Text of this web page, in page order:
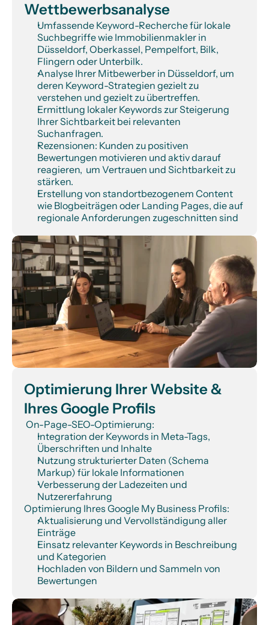
Wettbewerbsanalyse
Umfassende Keyword-Recherche für lokale
Suchbegriffe wie Immobilienmakler in
Düsseldorf, Oberkassel, Pempelfort, Bilk,
Flingern oder Unterbilk.
Analyse Ihrer Mitbewerber in Düsseldorf, um
deren Keyword-Strategien gezielt zu
verstehen und gezielt zu übertreffen.
Ermittlung lokaler Keywords zur Steigerung
Ihrer Sichtbarkeit bei relevanten
Suchanfragen.
Rezensionen: Kunden zu positiven
Bewertungen motivieren und aktiv darauf
reagieren,  um Vertrauen und Sichtbarkeit zu
stärken.
Erstellung von standortbezogenem Content
wie Blogbeiträgen oder Landing Pages, die auf
regionale Anforderungen zugeschnitten sind
Optimierung Ihrer Website &
Ihres Google Profils
On-Page-SEO-Optimierung:
Integration der Keywords in Meta-Tags,
Überschriften und Inhalte
Nutzung strukturierter Daten (Schema
Markup) für lokale Informationen
Verbesserung der Ladezeiten und
Nutzererfahrung
Optimierung Ihres Google My Business Profils:
Aktualisierung und Vervollständigung aller
Einträge
Einsatz relevanter Keywords in Beschreibung
und Kategorien
Hochladen von Bildern und Sammeln von
Bewertungen